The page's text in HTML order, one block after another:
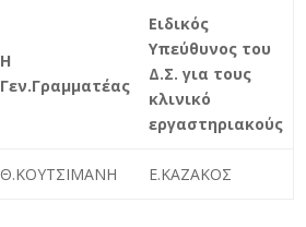
Η
Γεν.Γραμματέας
Ειδικός
Υπεύθυνος του
Δ.Σ. για τους
κλινικό
εργαστηριακούς
Θ.ΚΟΥΤΣΙΜΑΝΗ Ε.ΚΑΖΑΚΟΣ